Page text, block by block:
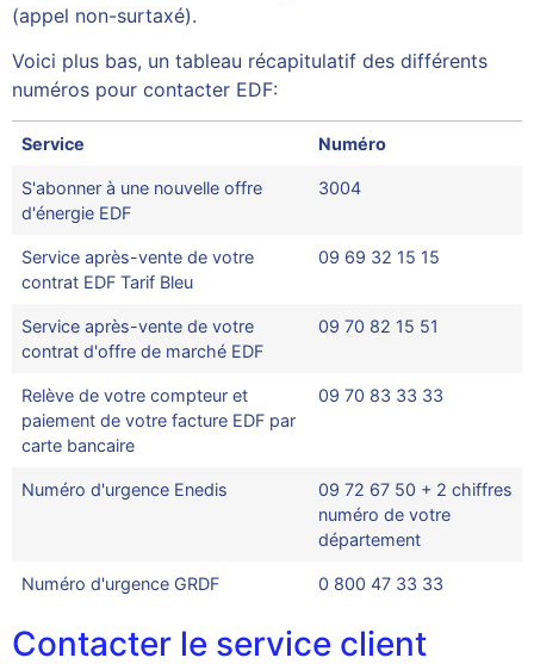
(appel non-surtaxé).
Voici plus bas, un tableau récapitulatif des différents
numéros pour contacter EDF:
Service Numéro
S'abonner à une nouvelle offre
d'énergie EDF
3004
Service après-vente de votre
contrat EDF Tarif Bleu
09 69 32 15 15
Service après-vente de votre
contrat d'offre de marché EDF
09 70 82 15 51
Relève de votre compteur et
paiement de votre facture EDF par
carte bancaire
09 70 83 33 33
Numéro d'urgence Enedis
09 72 67 50 + 2 chiffres
numéro de votre
département
Numéro d'urgence GRDF 0 800 47 33 33
Contacter le service client